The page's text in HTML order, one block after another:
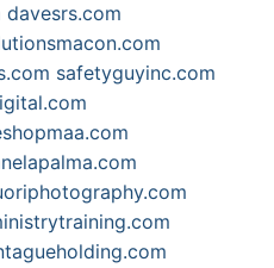
davesrs.com
safetyguyinc.com